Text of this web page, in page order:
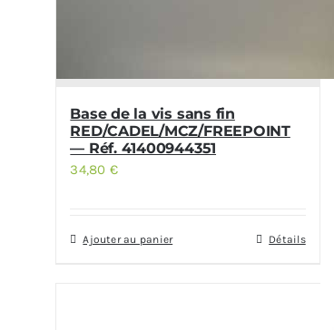
Base de la vis sans fin
RED/CADEL/MCZ/FREEPOINT
— Réf. 41400944351
34,80 €
Ajouter au panier Détails